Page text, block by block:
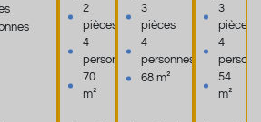
hyp
er
cen
tre
dan
2
pièces
4
personnes
70
m²
800m
des
cures,
150m
3
pièces
4
personnes
68 m²
ent
rén
ové
deu
3
pièces
4
54
m²